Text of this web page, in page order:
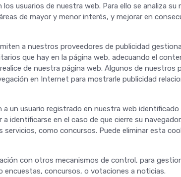
usuarios de nuestra web. Para ello se analiza su
de mayor y menor interés, y mejorar en
a nuestros proveedores de publicidad
que hay en la página web, adecuando el
de nuestra página web. Algunos de nuestros
en Internet para mostrarle publicidad
un usuario registrado en nuestra web
identificarse en el caso de que cierre su
como concursos. Puede eliminar esta
con otros mecanismos de control, para
concursos, o votaciones a noticias.